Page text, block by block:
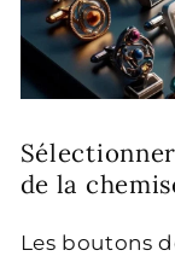
de la
Les boutons